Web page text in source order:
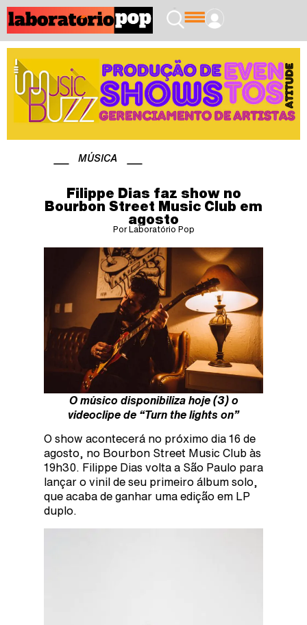
MÚSICA
Filippe Dias faz show no
Bourbon Street Music Club em
agosto
Por Laboratório Pop
O músico disponibiliza hoje (3) o
videoclipe de “Turn the lights on”
O show acontecerá no próximo dia 16 de
agosto, no Bourbon Street Music Club às
19h30. Filippe Dias volta a São Paulo para
lançar o vinil de seu primeiro álbum solo,
que acaba de ganhar uma edição em LP
duplo.